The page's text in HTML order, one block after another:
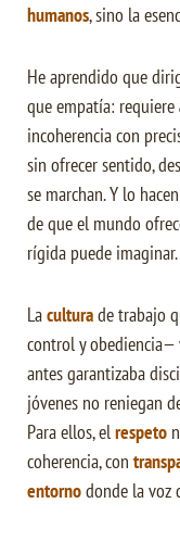
humanos, sino la
He aprendido que
que empatía: requiere
incoherencia con
sin ofrecer sentido,
se marchan. Y lo
de que el mundo
rígida puede imaginar.
Laculturade trabajo
control y obediencia—
antes garantizaba
jóvenes no reniegan
Para ellos, elrespeto
coherencia, con
entornodonde la voz